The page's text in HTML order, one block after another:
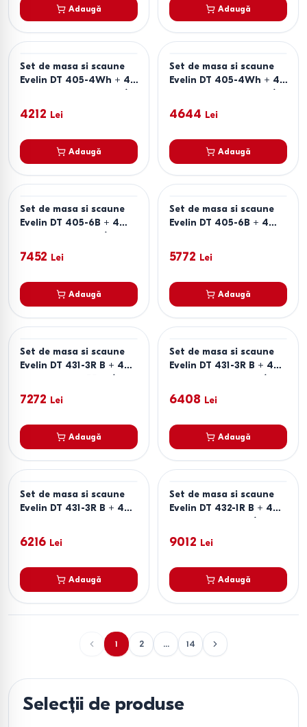
Adaugă Adaugă
Set de masa si scaune
Evelin DT 405-4Wh + 4
scaune YTC-064 Wh /
UF910-01 (Light Beige)
4212 Lei
Adaugă
Set de masa si scaune
Evelin DT 405-4Wh + 4
scaune YTC-078 Wh /
UF885-14 (Grey)
4644 Lei
Adaugă
Set de masa si scaune
Evelin DT 405-6B + 4
scaune QT-227 B /
UF885-13 (Light Grey) /
UF885-15 (Dark Grey)
7452 Lei
Adaugă
Set de masa si scaune
Evelin DT 405-6B + 4
BLU-14 (Dark Grey)
5772 Lei
Adaugă
Set de masa si scaune
Evelin DT 431-3R B + 4
scaune YTC-055 B /
BLU-14 (Dark Grey)
7272 Lei
Adaugă
Set de masa si scaune
Evelin DT 431-3R B + 4
scaune YTC-064 B /
BLU-14 (Dark Grey)
6408 Lei
Adaugă
Set de masa si scaune
Evelin DT 431-3R B + 4
14 (Dark Grey)
6216 Lei
Adaugă
Set de masa si scaune
Evelin DT 432-1R B + 4
scaune QT-227 B /
UF885-13 (Light Grey) /
UF885-15 (Dark Grey)
9012 Lei
Adaugă
1 2 ... 14
Selecții de produse